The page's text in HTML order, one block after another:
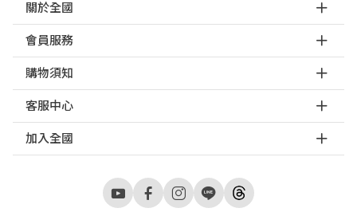
關於全國
會員服務
購物須知
客服中心
加入全國